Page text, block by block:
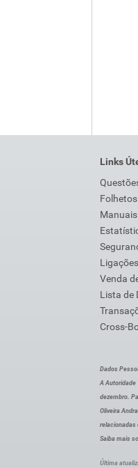
Links
Ligações
Venda
Lista de
Cross-
Dados
A Autoridade
dezembro.
Oliveira
relacionadas
Saiba mais
Última